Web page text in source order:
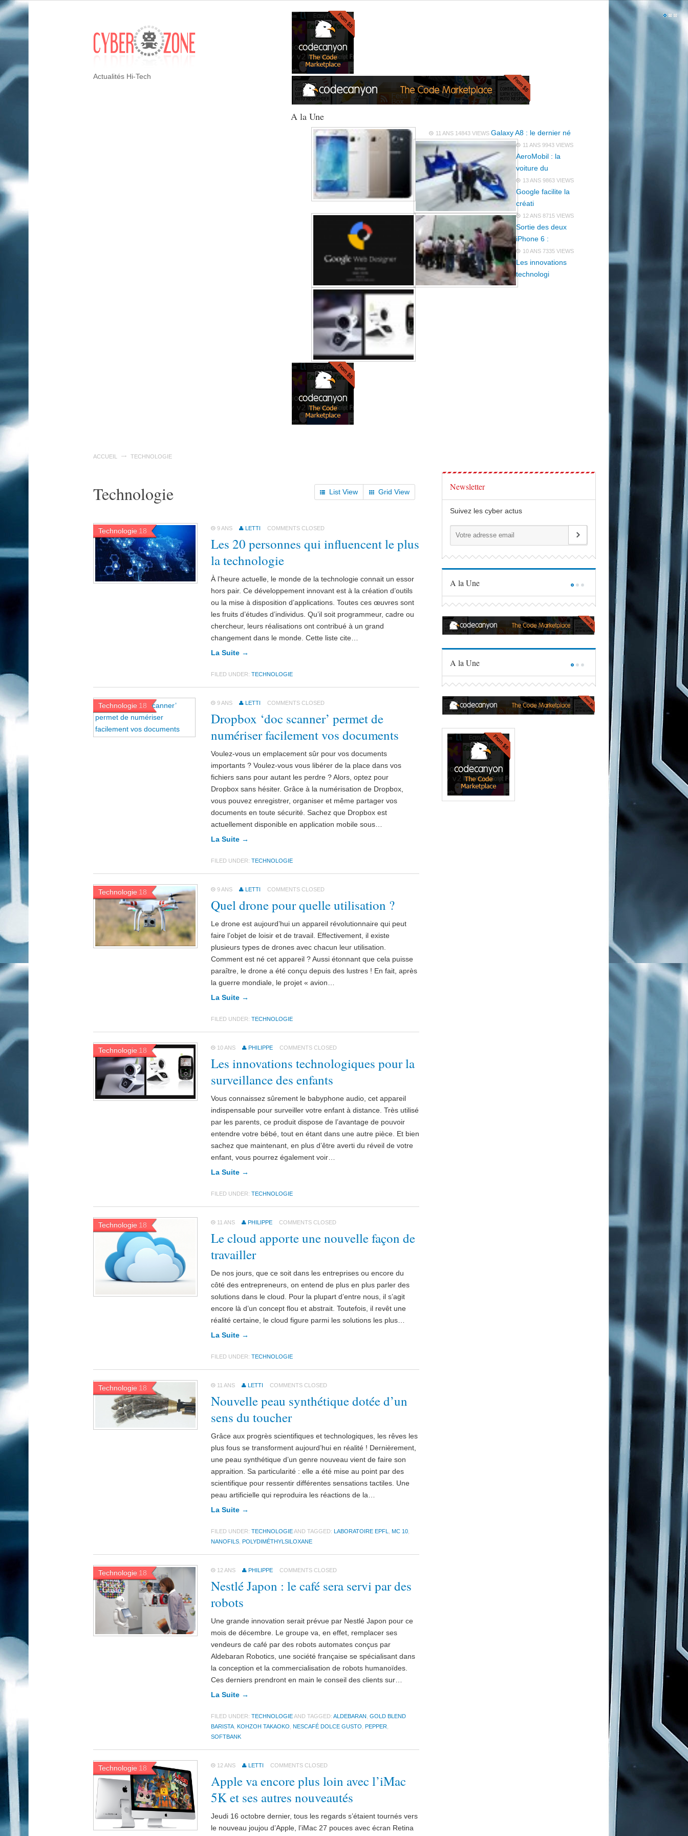
Actualités Hi-Tech
A la Une
11 ANS 14843 VIEWS Galaxy A8 : le dernier né
11 ANS 9943 VIEWS
AeroMobil : la
voiture du
13 ANS 9863 VIEWS
Google facilite la
créati
12 ANS 8715 VIEWS
Sortie des deux
iPhone 6 :
10 ANS 7335 VIEWS
Les innovations
technologi
ACCUEIL TECHNOLOGIE
Technologie List View Grid View
Technologie 18 9 ANS LETTI COMMENTS CLOSED
Les 20 personnes qui influencent le plus
la technologie
À l’heure actuelle, le monde de la technologie connait un essor
hors pair. Ce développement innovant est à la création d’outils
ou la mise à disposition d’applications. Toutes ces œuvres sont
les fruits d’études d’individus. Qu’il soit programmeur, cadre ou
chercheur, leurs réalisations ont contribué à un grand
changement dans le monde. Cette liste cite…
La Suite →
FILED UNDER: TECHNOLOGIE
Technologie 18 9 ANS LETTI COMMENTS CLOSED
Dropbox ‘doc scanner’ permet de
numériser facilement vos documents
Voulez-vous un emplacement sûr pour vos documents
importants ? Voulez-vous vous libérer de la place dans vos
fichiers sans pour autant les perdre ? Alors, optez pour
Dropbox sans hésiter. Grâce à la numérisation de Dropbox,
vous pouvez enregistrer, organiser et même partager vos
documents en toute sécurité. Sachez que Dropbox est
actuellement disponible en application mobile sous…
La Suite →
FILED UNDER: TECHNOLOGIE
Technologie 18 9 ANS LETTI COMMENTS CLOSED
Quel drone pour quelle utilisation ?
Le drone est aujourd’hui un appareil révolutionnaire qui peut
faire l’objet de loisir et de travail. Effectivement, il existe
plusieurs types de drones avec chacun leur utilisation.
Comment est né cet appareil ? Aussi étonnant que cela puisse
paraître, le drone a été conçu depuis des lustres ! En fait, après
la guerre mondiale, le projet « avion…
La Suite →
FILED UNDER: TECHNOLOGIE
Technologie 18 10 ANS PHILIPPE COMMENTS CLOSED
Les innovations technologiques pour la
surveillance des enfants
Vous connaissez sûrement le babyphone audio, cet appareil
indispensable pour surveiller votre enfant à distance. Très utilisé
par les parents, ce produit dispose de l’avantage de pouvoir
entendre votre bébé, tout en étant dans une autre pièce. Et bien
sachez que maintenant, en plus d’être averti du réveil de votre
enfant, vous pourrez également voir…
La Suite →
FILED UNDER: TECHNOLOGIE
Technologie 18 11 ANS PHILIPPE COMMENTS CLOSED
Le cloud apporte une nouvelle façon de
travailler
De nos jours, que ce soit dans les entreprises ou encore du
côté des entrepreneurs, on entend de plus en plus parler des
solutions dans le cloud. Pour la plupart d’entre nous, il s’agit
encore là d’un concept flou et abstrait. Toutefois, il revêt une
réalité certaine, le cloud figure parmi les solutions les plus…
La Suite →
FILED UNDER: TECHNOLOGIE
Technologie 18 11 ANS LETTI COMMENTS CLOSED
Nouvelle peau synthétique dotée d’un
sens du toucher
Grâce aux progrès scientifiques et technologiques, les rêves les
plus fous se transforment aujourd’hui en réalité ! Dernièrement,
une peau synthétique d’un genre nouveau vient de faire son
appraition. Sa particularité : elle a été mise au point par des
scientifique pour ressentir différentes sensations tactiles. Une
peau artificielle qui reproduira les réactions de la…
La Suite →
FILED UNDER: TECHNOLOGIEAND TAGGED: LABORATOIRE EPFL MC 10
NANOFILS POLYDIMÉTHYLSILOXANE
Technologie 18 12 ANS PHILIPPE COMMENTS CLOSED
Nestlé Japon : le café sera servi par des
robots
Une grande innovation serait prévue par Nestlé Japon pour ce
mois de décembre. Le groupe va, en effet, remplacer ses
vendeurs de café par des robots automates conçus par
Aldebaran Robotics, une société française se spécialisant dans
la conception et la commercialisation de robots humanoïdes.
Ces derniers prendront en main le conseil des clients sur…
La Suite →
FILED UNDER: TECHNOLOGIEAND TAGGED: ALDEBARAN GOLD BLEND
BARISTA KOHZOH TAKAOKO NESCAFÉ DOLCE GUSTO PEPPER
SOFTBANK
Technologie 18 12 ANS LETTI COMMENTS CLOSED
Apple va encore plus loin avec l’iMac
5K et ses autres nouveautés
Jeudi 16 octobre dernier, tous les regards s’étaient tournés vers
le nouveau joujou d’Apple, l’iMac 27 pouces avec écran Retina
Newsletter
Suivez les cyber actus
A la Une
A la Une